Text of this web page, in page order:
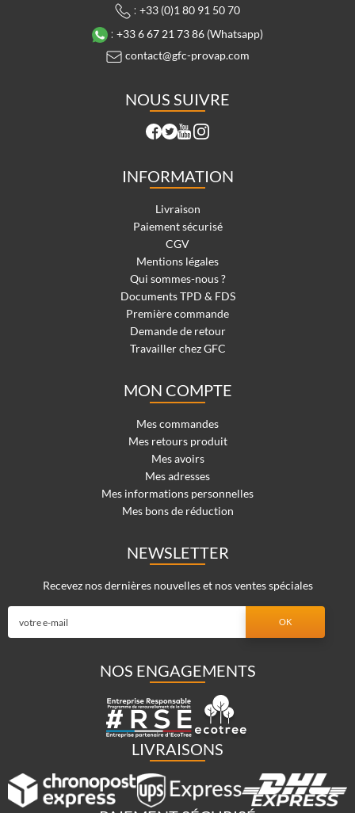
: +33 (0)1 80 91 50 70
: +33 6 67 21 73 86 (Whatsapp)
contact@gfc-provap.com
NOUS SUIVRE
INFORMATION
Livraison
Paiement sécurisé
CGV
Mentions légales
Qui sommes-nous ?
Documents TPD & FDS
Première commande
Demande de retour
Travailler chez GFC
MON COMPTE
Mes commandes
Mes retours produit
Mes avoirs
Mes adresses
Mes informations personnelles
Mes bons de réduction
NEWSLETTER
Recevez nos dernières nouvelles et nos ventes spéciales
NOS ENGAGEMENTS
LIVRAISONS